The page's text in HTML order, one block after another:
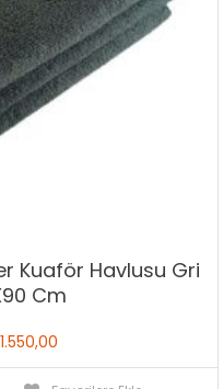
Kuaför Havlusu Gri
Cm
1.550,00Şu
andaki